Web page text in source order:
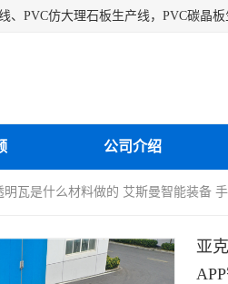
公司介绍
明瓦是什么材料做的 艾斯曼智能装备
亚